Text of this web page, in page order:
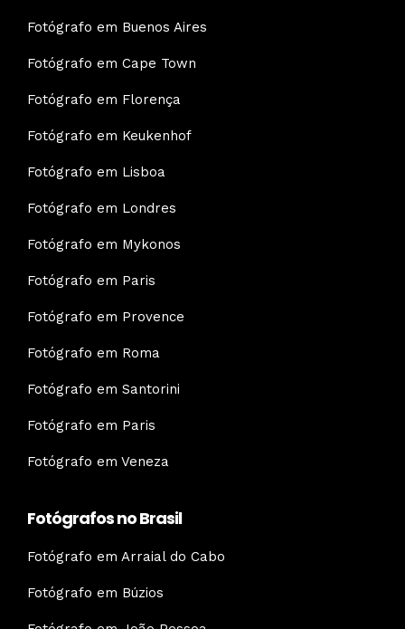
Fotógrafo em Buenos Aires
Fotógrafo em Cape Town
Fotógrafo em Florença
Fotógrafo em Keukenhof
Fotógrafo em Lisboa
Fotógrafo em Londres
Fotógrafo em Mykonos
Fotógrafo em Paris
Fotógrafo em Provence
Fotógrafo em Roma
Fotógrafo em Santorini
Fotógrafo em Paris
Fotógrafo em Veneza
Fotógrafos no Brasil
Fotógrafo em Arraial do Cabo
Fotógrafo em Búzios